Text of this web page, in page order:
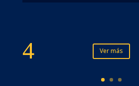
Ver más